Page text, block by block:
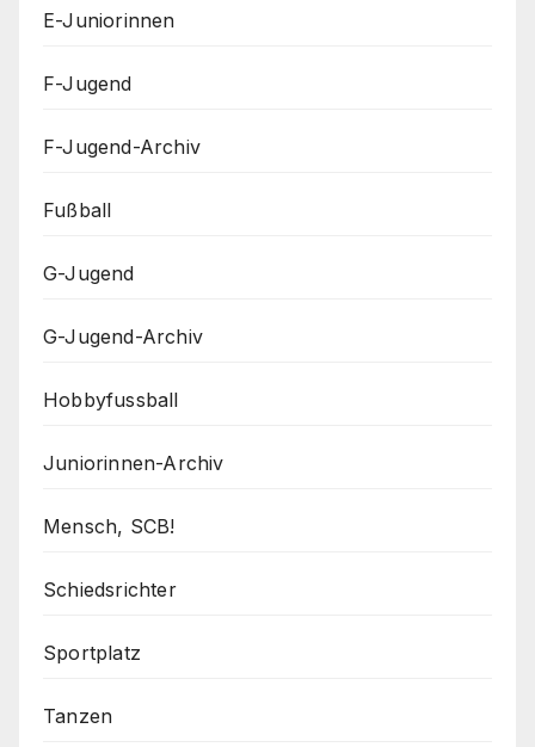
E-Juniorinnen
F-Jugend
F-Jugend-Archiv
Fußball
G-Jugend
G-Jugend-Archiv
Hobbyfussball
Juniorinnen-Archiv
Mensch, SCB!
Schiedsrichter
Sportplatz
Tanzen